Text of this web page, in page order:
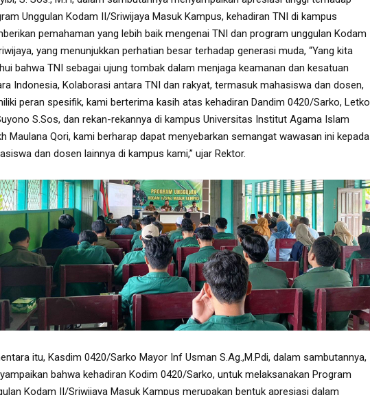
Unggulan Kodam II/Sriwijaya Masuk Kampus, kehadiran TNI di kampus
pemahaman yang lebih baik mengenai TNI dan program unggulan Kodam
yang menunjukkan perhatian besar terhadap generasi muda, “Yang kita
bahwa TNI sebagai ujung tombak dalam menjaga keamanan dan kesatuan
Indonesia, Kolaborasi antara TNI dan rakyat, termasuk mahasiswa dan dosen,
peran spesifik, kami berterima kasih atas kehadiran Dandim 0420/Sarko, Letkol
S.Sos, dan rekan-rekannya di kampus Universitas Institut Agama Islam
Maulana Qori, kami berharap dapat menyebarkan semangat wawasan ini kepada
dan dosen lainnya di kampus kami,” ujar Rektor.
itu, Kasdim 0420/Sarko Mayor Inf Usman S.Ag.,M.Pdi, dalam sambutannya,
bahwa kehadiran Kodim 0420/Sarko, untuk melaksanakan Program
Kodam II/Sriwijaya Masuk Kampus merupakan bentuk apresiasi dalam